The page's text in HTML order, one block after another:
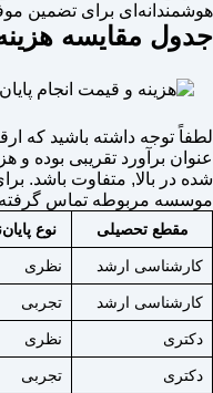
هوشمندانه‌ای برای تضمین
جدول مقایسه
لطفاً توجه داشته باشید که
عنوان برآورد تقریبی بوده و
شده در بالا, متفاوت باشد.
موسسه مربوطه تماس گرفته
مقطع تحصیلی نوع
کارشناسی ارشد نظری
کارشناسی ارشد تجربی
دکتری نظری
دکتری تجربی